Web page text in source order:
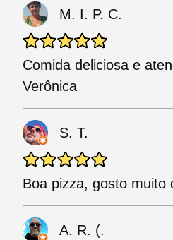
M. I. P. C.
Comida deliciosa e
Verônica
S. T.
Boa pizza, gosto muito
A. R. (.